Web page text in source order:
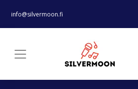
info@silvermoon.fi